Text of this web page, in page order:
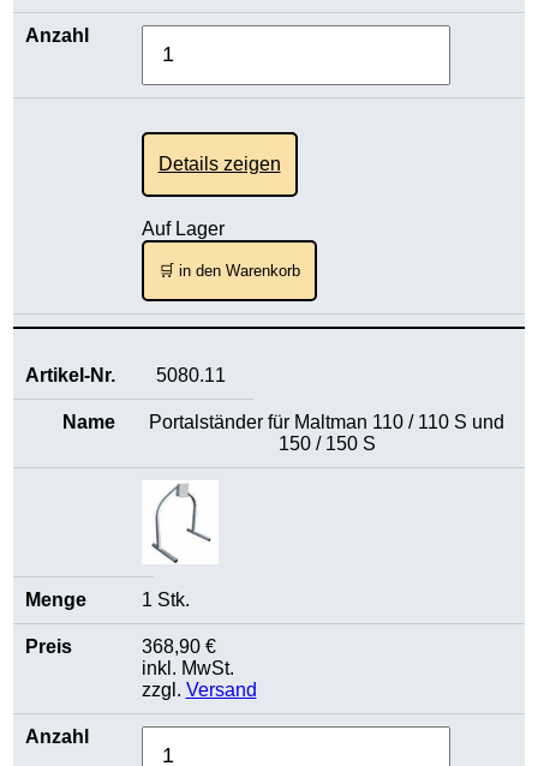
Details zeigen
Auf Lager
🛒 in den Warenkorb
5080.11
Portalständer für Maltman 110 / 110 S und
150 / 150 S
1 Stk.
368,90 €
inkl. MwSt.
zzgl. Versand